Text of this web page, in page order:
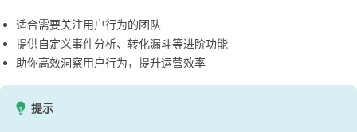
适合需要关注用户行为的团队
提供自定义事件分析、转化漏斗等进阶功能
助你高效洞察用户行为，提升运营效率
提示